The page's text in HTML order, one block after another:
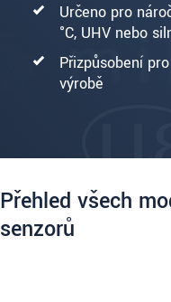
Určeno pro
°C, UHV nebo
Přizpůsobení
výrobě
Přehled všech
senzorů